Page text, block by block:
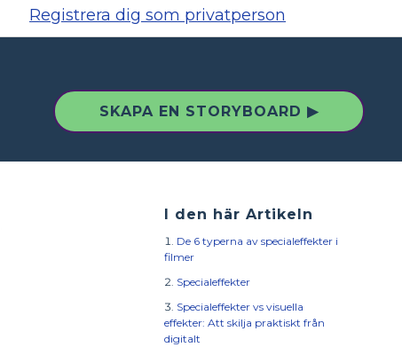
Registrera dig som privatperson
SKAPA EN STORYBOARD ▶
I den här Artikeln
De 6 typerna av specialeffekter i
filmer
Specialeffekter
Specialeffekter vs visuella
effekter: Att skilja praktiskt från
digitalt